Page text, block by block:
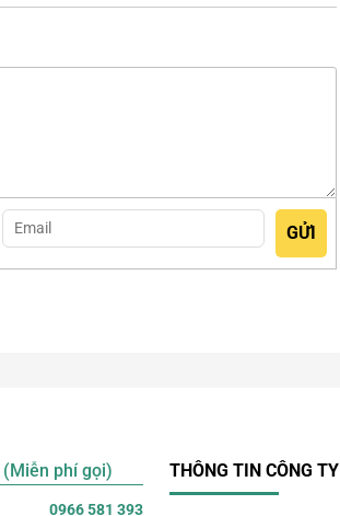
THÔNG TIN CÔNG TY
(Miễn phí gọi)
0966 581 393